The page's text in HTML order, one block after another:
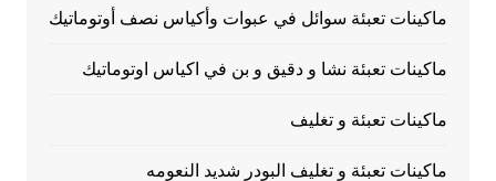
ماكينات تعبئة سوائل في عبوات وأكياس نصف أوتوماتيك
ماكينات تعبئة نشا و دقيق و بن في اكياس اوتوماتيك
ماكينات تعبئة و تغليف
ماكينات تعبئة و تغليف البودر شديد النعومه